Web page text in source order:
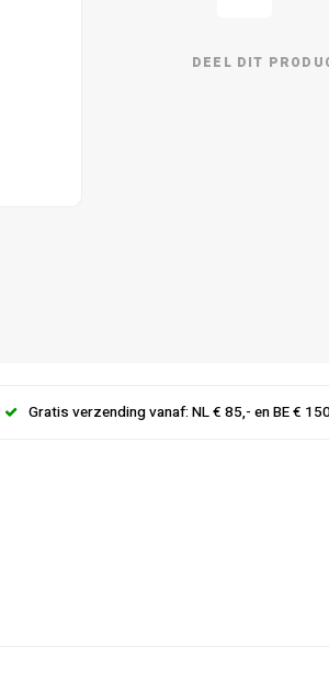
DEEL DIT
Gratis verzending vanaf: NL € 85,- en BE €